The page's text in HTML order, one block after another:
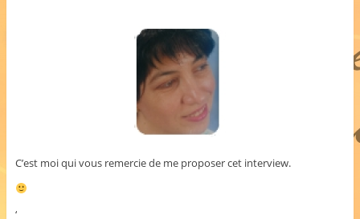
C’est moi qui vous remercie de me proposer cet interview.
‘